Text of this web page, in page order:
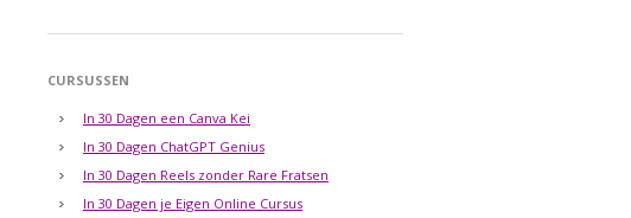
CURSUSSEN
In 30 Dagen een Canva Kei
In 30 Dagen ChatGPT Genius
In 30 Dagen Reels zonder Rare Fratsen
In 30 Dagen je Eigen Online Cursus